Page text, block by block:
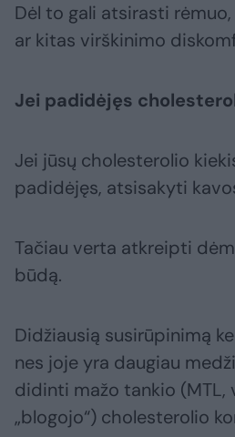
Dėl to gali atsirasti
ar kitas virškinimo
Jei padidėjęs
Jei jūsų cholesterolio
padidėjęs, atsisakyti
Tačiau verta atkreipti
būdą.
Didžiausią susirūpinimą
nes joje yra daugiau
didinti mažo tankio (MTL,
„blogojo“) cholesterolio